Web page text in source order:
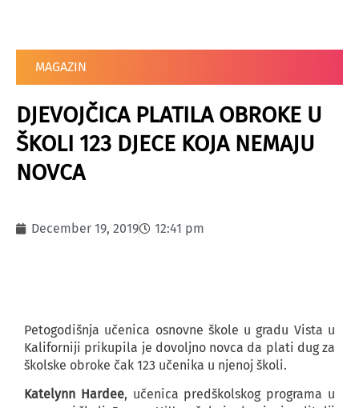
MAGAZIN
DJEVOJČICA PLATILA OBROKE U
ŠKOLI 123 DJECE KOJA NEMAJU
NOVCA
December 19, 2019 12:41 pm
Petogodišnja učenica osnovne škole u gradu Vista u
Kaliforniji prikupila je dovoljno novca da plati dug za
školske obroke čak 123 učenika u njenoj školi.
Katelynn Hardee, učenica predškolskog programa u